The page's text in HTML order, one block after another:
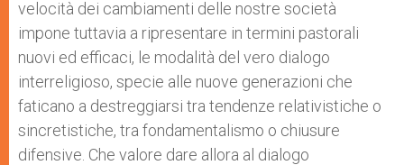
velocità dei cambiamenti delle nostre società
impone tuttavia a ripresentare in termini pastorali
nuovi ed efficaci, le modalità del vero dialogo
interreligioso, specie alle nuove generazioni che
faticano a destreggiarsi tra tendenze relativistiche o
sincretistiche, tra fondamentalismo o chiusure
difensive. Che valore dare allora al dialogo